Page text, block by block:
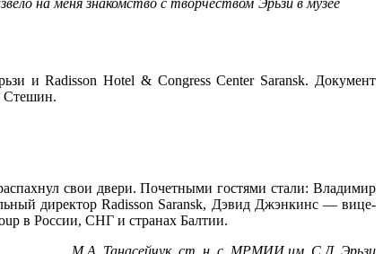
и Radisson Hotel & Congress Center Saransk. Документ
Стешин.
свои двери. Почетными гостями стали: Владимир
директор Radisson Saransk, Дэвид Джэнкинс — вице-
в России, СНГ и странах Балтии.
М.А. Танасейчук, ст. н. с. МРМИИ им. С.Д. Эрьзи